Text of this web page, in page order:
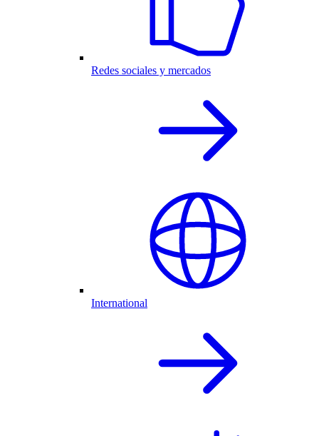
Redes sociales y mercados
International